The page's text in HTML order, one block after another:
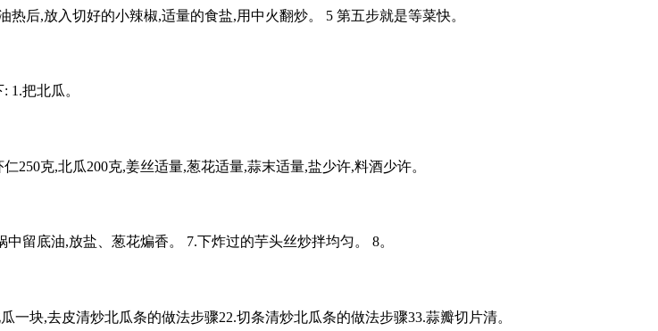
后,放入切好的小辣椒,适量的食盐,用中火翻炒。 5 第五步就是等菜快。
1.把北瓜。
克,北瓜200克,姜丝适量,葱花适量,蒜末适量,盐少许,料酒少许。
留底油,放盐、葱花煸香。 7.下炸过的芋头丝炒拌均匀。 8。
块,去皮清炒北瓜条的做法步骤22.切条清炒北瓜条的做法步骤33.蒜瓣切片清。